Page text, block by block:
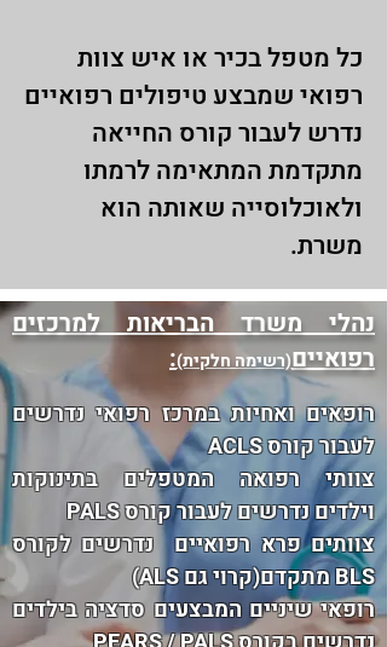
כל מטפל בכיר או איש צוות
רפואי שמבצע טיפולים רפואיים
נדרש לעבור קורס החייאה
מתקדמת המתאימה לרמתו
ולאוכלוסייה שאותה הוא
משרת.
נהלי משרד הבריאות למרכזים
רפואיים(רשימה חלקית):
רופאיםואחיות במרכז רפואי נדרשים
לעבור קורס ACLS
צוותי רפואה המטפלים בתינוקות
וילדים נדרשים לעבור קורס PALS
צוותים פרא רפואיים נדרשים לקורס
BLS מתקדם(קרוי גם ALS)
רופאי שיניים המבצעים סדציה בילדים